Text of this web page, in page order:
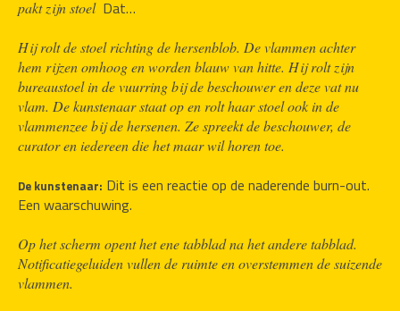
pakt zijn stoel Dat…
Hij rolt de stoel richting de hersenblob. De vlammen achter
hem rijzen omhoog en worden blauw van hitte. Hij rolt zijn
bureaustoel in de vuurring bij de beschouwer en deze vat nu
vlam. De kunstenaar staat op en rolt haar stoel ook in de
vlammenzee bij de hersenen. Ze spreekt de beschouwer, de
curator en iedereen die het maar wil horen toe.
De kunstenaar: Dit is een reactie op de naderende burn-out.
Een waarschuwing.
Op het scherm opent het ene tabblad na het andere tabblad.
Notificatiegeluiden vullen de ruimte en overstemmen de suizende
vlammen.